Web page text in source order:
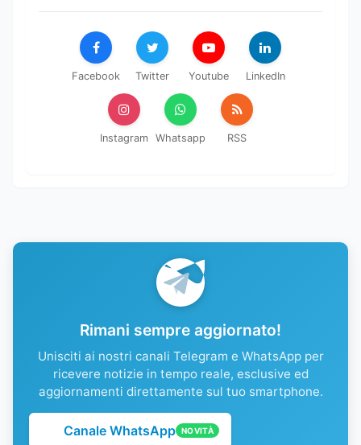
Facebook Twitter Youtube LinkedIn
Instagram Whatsapp RSS
Rimani sempre aggiornato!
Unisciti ai nostri canali Telegram e WhatsApp per
ricevere notizie in tempo reale, esclusive ed
aggiornamenti direttamente sul tuo smartphone.
Canale WhatsApp NOVITÀ